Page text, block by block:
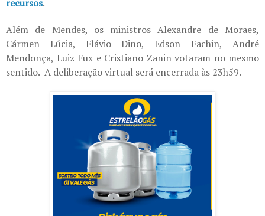
recursos.
Além de Mendes, os ministros Alexandre de Moraes,
Cármen Lúcia, Flávio Dino, Edson Fachin, André
Mendonça, Luiz Fux e Cristiano Zanin votaram no mesmo
sentido. A deliberação virtual será encerrada às 23h59.